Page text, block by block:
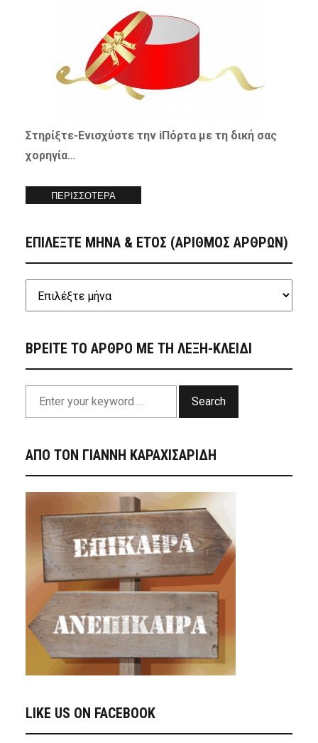
Στηρίξτε-Ενισχύστετην iΠόρτα με τη δική σας
χορηγία…
ΠΕΡΙΣΣΟΤΕΡΑ
ΕΠΙΛΕΞΤΕ ΜΗΝΑ & ΕΤΟΣ (ΑΡΙΘΜΟΣ ΑΡΘΡΩΝ)
ΒΡΕΙΤΕ ΤΟ ΑΡΘΡΟ ΜΕ ΤΗ ΛΕΞΗ-ΚΛΕΙΔΙ
Search
ΑΠΟ ΤΟΝ ΓΙΑΝΝΗ ΚΑΡΑΧΙΣΑΡΙΔΗ
LIKE US ON FACEBOOK